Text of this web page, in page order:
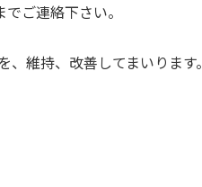
でご連絡下さい。
維持、改善してまいります。